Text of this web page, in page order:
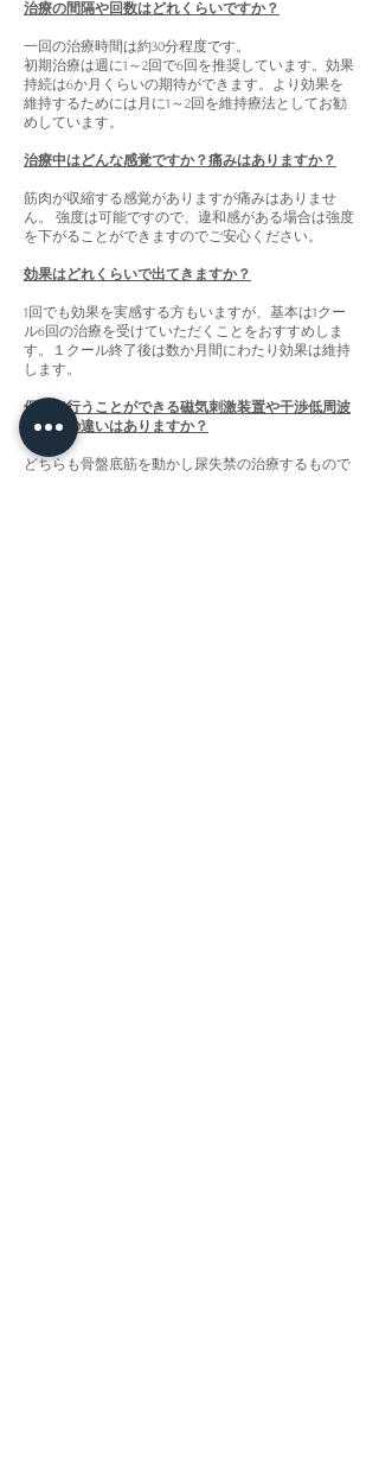
治療の間隔や回数はどれくらいですか？
一回の治療時間は約30分程度です。
初期治療は週に1～2回で6回を推奨しています。効果
持続は6か月くらいの期待ができます。より効果を
維持するためには月に1～2回を維持療法としてお勧
めしています。
治療中はどんな感覚ですか？痛みはありますか？
筋肉が収縮する感覚がありますが痛みはありませ
ん。 強度は可能ですので、違和感がある場合は強度
を下がることができますのでご安心ください。
効果はどれくらいで出てきますか？
1回でも効果を実感する方もいますが、基本は1クー
ル6回の治療を受けていただくことをおすすめしま
す。１クール終了後は数か月間にわたり効果は維持
します。
保険で行うことができる磁気刺激装置や干渉低周波
などとの違いはありますか？
どちらも骨盤底筋を動かし尿失禁の治療するもので